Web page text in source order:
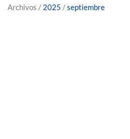
Archivos / 2025 /septiembre